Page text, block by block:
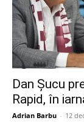
Dan Șucu
Rapid, în
Adrian Barbu - 12